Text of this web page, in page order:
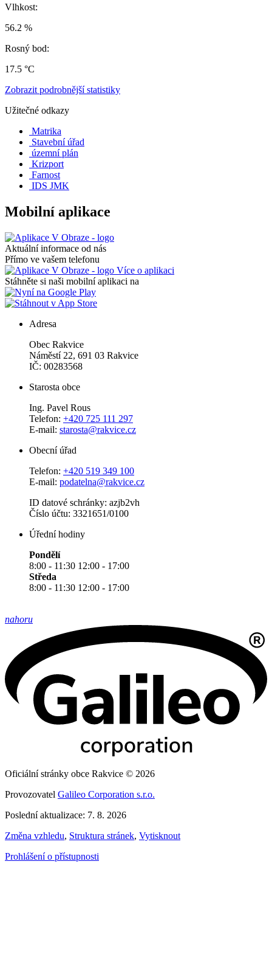
Vlhkost:
56.2 %
Rosný bod:
17.5 °C
Zobrazit podrobnější statistiky
Užitečné odkazy
Matrika
Stavební úřad
územní plán
Krizport
Farnost
IDS JMK
Mobilní aplikace
Aktuální informace od nás
Přímo ve vašem telefonu
Více o aplikaci
Stáhněte si naši mobilní aplikaci na
Adresa
Obec Rakvice
Náměstí 22, 691 03 Rakvice
IČ: 00283568
Starosta obce
Ing. Pavel Rous
Telefon: +420 725 111 297
E-mail: starosta@rakvice.cz
Obecní úřad
Telefon: +420 519 349 100
E-mail: podatelna@rakvice.cz
ID datové schránky: azjb2vh
Číslo účtu: 3321651/0100
Úřední hodiny
Pondělí
8:00 - 11:30 12:00 - 17:00
Středa
8:00 - 11:30 12:00 - 17:00
nahoru
Oficiální stránky obce Rakvice © 2026
Provozovatel Galileo Corporation s.r.o.
Poslední aktualizace: 7. 8. 2026
Změna vzhledu, Struktura stránek, Vytisknout
Prohlášení o přístupnosti